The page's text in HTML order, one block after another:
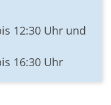
12:30 Uhr und
16:30 Uhr